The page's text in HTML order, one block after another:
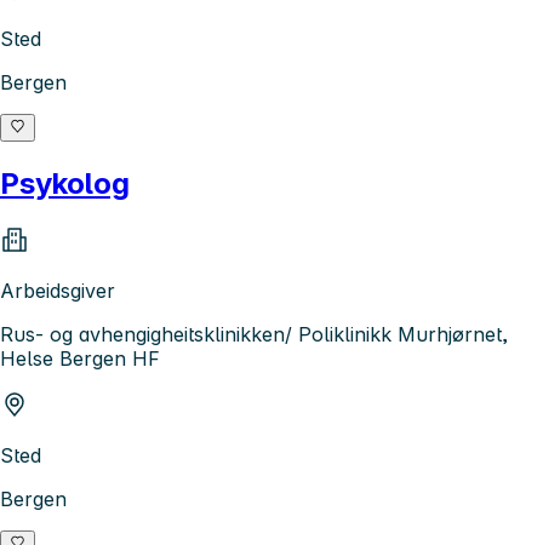
Sted
Bergen
Psykolog
Arbeidsgiver
Rus- og avhengigheitsklinikken/ Poliklinikk Murhjørnet,
Helse Bergen HF
Sted
Bergen